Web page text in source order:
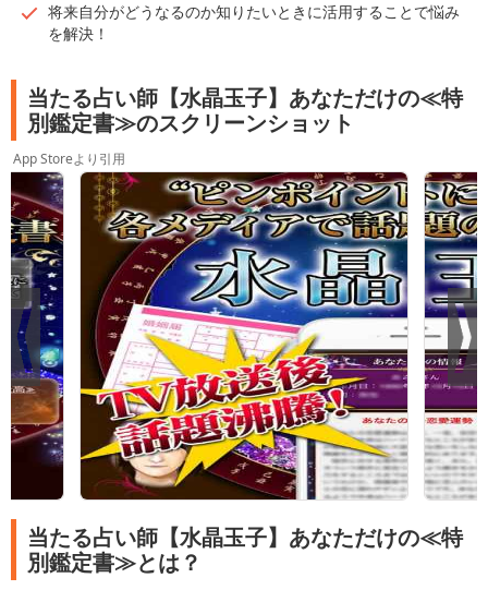
将来自分がどうなるのか知りたいときに活用することで悩み
を解決！
当たる占い師【水晶玉子】あなただけの≪特
別鑑定書≫のスクリーンショット
App Storeより引用
当たる占い師【水晶玉子】あなただけの≪特
別鑑定書≫とは？